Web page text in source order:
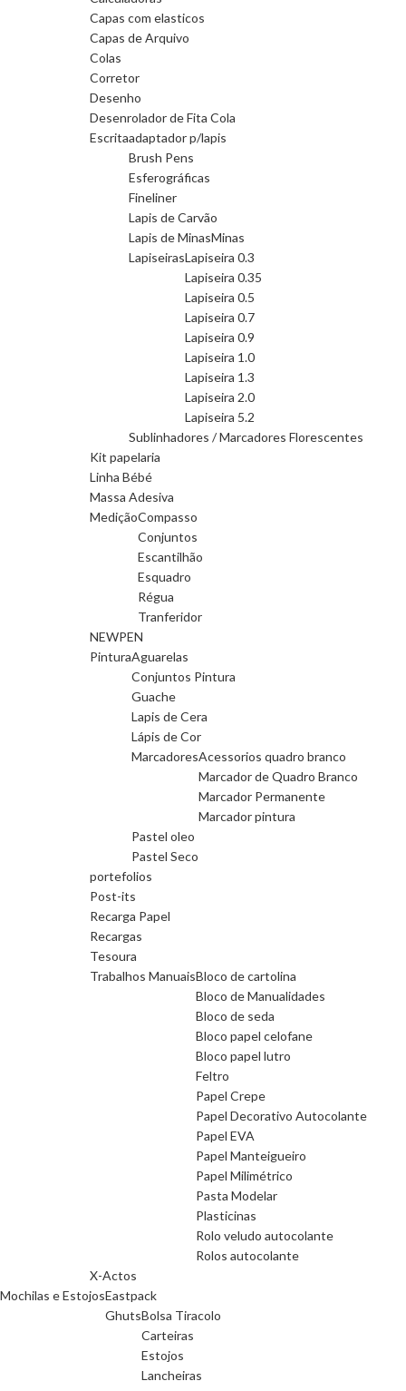
Capas com elasticos
Capas de Arquivo
Colas
Corretor
Desenho
Desenrolador de Fita Cola
Escritaadaptador p/lapis
Brush Pens
Esferográficas
Fineliner
Lapis de Carvão
Lapis de MinasMinas
LapiseirasLapiseira 0.3
Lapiseira 0.35
Lapiseira 0.5
Lapiseira 0.7
Lapiseira 0.9
Lapiseira 1.0
Lapiseira 1.3
Lapiseira 2.0
Lapiseira 5.2
Sublinhadores / Marcadores Florescentes
Kit papelaria
Linha Bébé
Massa Adesiva
MediçãoCompasso
Conjuntos
Escantilhão
Esquadro
Régua
Tranferidor
NEWPEN
PinturaAguarelas
Conjuntos Pintura
Guache
Lapis de Cera
Lápis de Cor
MarcadoresAcessorios quadro branco
Marcador de Quadro Branco
Marcador Permanente
Marcador pintura
Pastel oleo
Pastel Seco
portefolios
Post-its
Recarga Papel
Recargas
Tesoura
Trabalhos ManuaisBloco de cartolina
Bloco de Manualidades
Bloco de seda
Bloco papel celofane
Bloco papel lutro
Feltro
Papel Crepe
Papel Decorativo Autocolante
Papel EVA
Papel Manteigueiro
Papel Milimétrico
Pasta Modelar
Plasticinas
Rolo veludo autocolante
Rolos autocolante
X-Actos
Mochilas e EstojosEastpack
GhutsBolsa Tiracolo
Carteiras
Estojos
Lancheiras